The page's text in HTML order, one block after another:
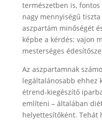
természetben is,
nagy mennyiségű
aszpartám minőségét
képbe a kérdés: vajon
mesterséges
Az aszpartamnak
legáltalánosabb ehhez
étrend-kiegészítő
említeni – általában
helyettesítőként. Tehát